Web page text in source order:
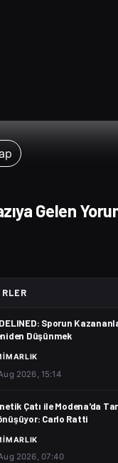
Gelen
Sporun
Düşünmek
2026, 15:14
Çatı ile Modena'da
Carlo Ratti
2026, 07:40